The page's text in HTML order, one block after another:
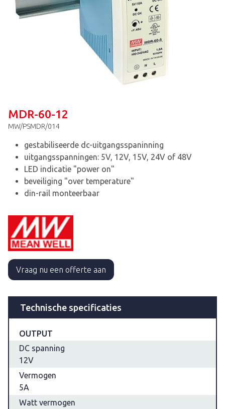
MDR-60-12
MW/PSMDR/014
gestabiliseerde dc-uitgangsspaninning
uitgangsspanningen: 5V, 12V, 15V, 24V of 48V
LED indicatie "power on"
beveiliging "over temperature"
din-rail monteerbaar
Vraag nu een offerte aan
Technische specificaties
OUTPUT
DC spanning
12V
Vermogen
5A
Watt vermogen